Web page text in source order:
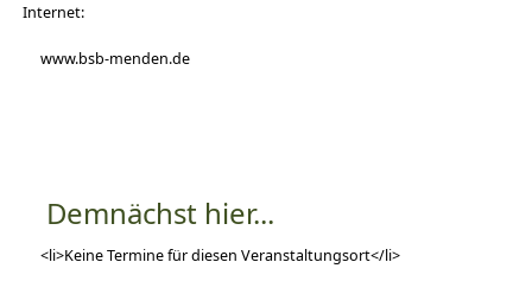
Internet:
www.bsb-menden.de
Demnächst hier...
<li>Keine Termine für diesen Veranstaltungsort</li>